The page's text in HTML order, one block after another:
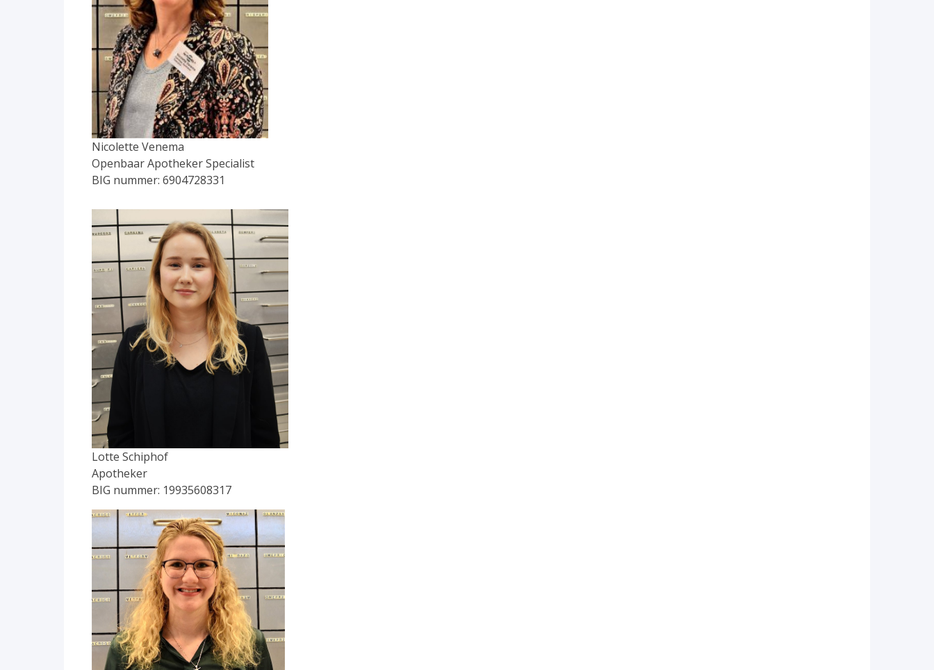
Nicolette Venema
Openbaar Apotheker Specialist
BIG nummer: 6904728331
Lotte Schiphof
Apotheker
BIG nummer: 19935608317